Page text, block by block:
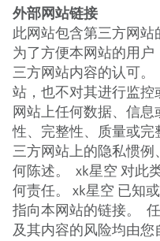
外部网站链接
此网站包含第三方网
为了方便本网站的用
三方网站内容的认可
站，也不对其进行监
网站上任何数据、信
性、完整性、质量或
三方网站上的隐私惯
何陈述。 xk星空 对此
何责任。 xk星空 已知
指向本网站的链接。
及其内容的风险均由您